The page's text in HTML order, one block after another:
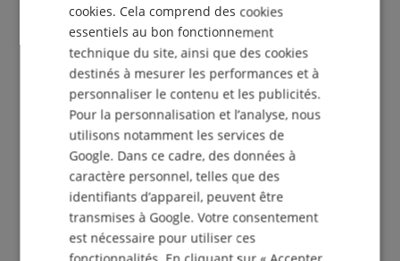
Le Kirstein Beat !
Inscris-toi maintenant à notre newsletter et assure-
toi de recevoir ton
bon de 5€ .
S'abonner gratuitement »
Plus d'info »
SPANISH
cookies. Cela comprend des cookies
essentiels au bon fonctionnement
technique du site, ainsi que des cookies
destinés à mesurer les performances et à
personnaliser le contenu et les publicités.
Pour la personnalisation et l’analyse, nous
utilisons notamment les services de
Google. Dans ce cadre, des données à
caractère personnel, telles que des
identifiants d’appareil, peuvent être
transmises à Google. Votre consentement
est nécessaire pour utiliser ces